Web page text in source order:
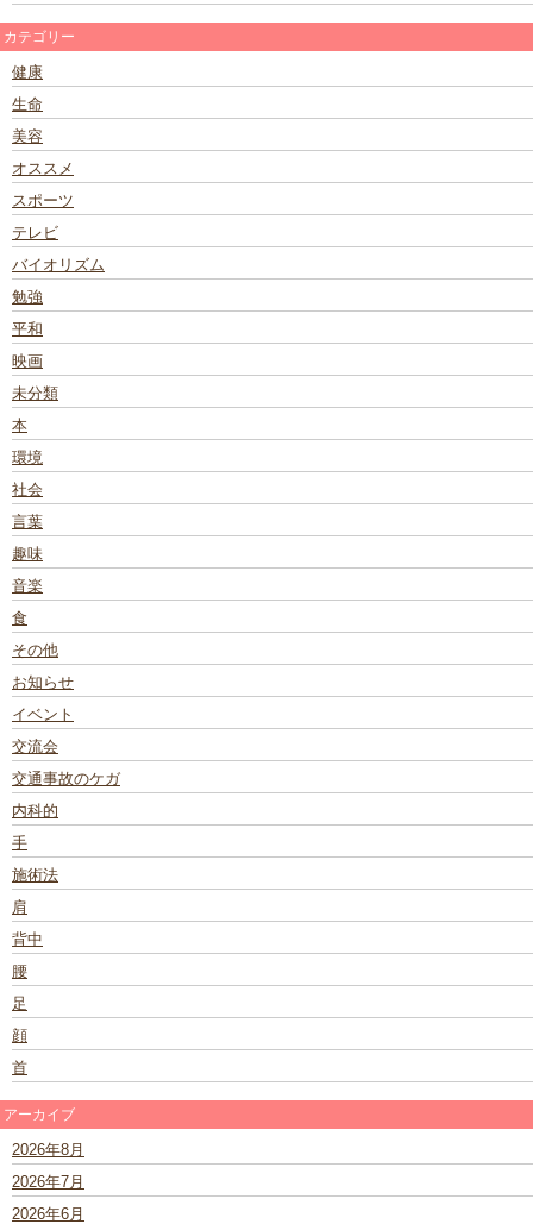
カテゴリー
健康
生命
美容
オススメ
スポーツ
テレビ
バイオリズム
勉強
平和
映画
未分類
本
環境
社会
言葉
趣味
音楽
食
その他
お知らせ
イベント
交流会
交通事故のケガ
内科的
手
施術法
肩
背中
腰
足
顔
首
アーカイブ
2026年8月
2026年7月
2026年6月